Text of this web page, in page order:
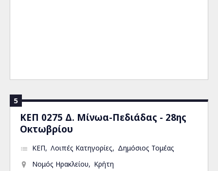
5
ΚΕΠ 0275 Δ. Μίνωα-Πεδιάδας - 28ης
Οκτωβρίου
ΚΕΠ Λοιπές Κατηγορίες
Δημόσιος Τομέας
Νομός Ηρακλείου
Κρήτη